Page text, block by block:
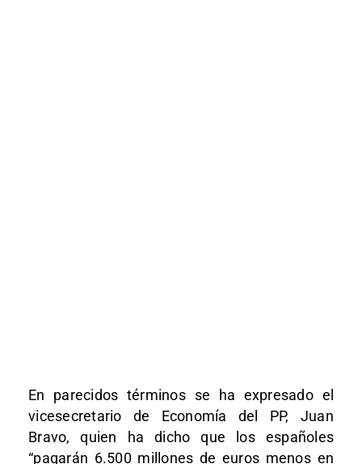
En parecidos términos se ha expresado el
vicesecretario de Economía del PP, Juan
Bravo, quien ha dicho que los españoles
“pagarán 6.500 millones de euros menos en